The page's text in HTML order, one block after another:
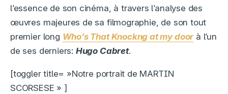
l’essence de son cinéma, à travers l’analyse des
œuvres majeures de sa filmographie, de son tout
premier long Who’s That Knockng at my doorà l’un
de ses derniers: Hugo Cabret.
[toggler title= »Notre portrait de MARTIN
SCORSESE » ]